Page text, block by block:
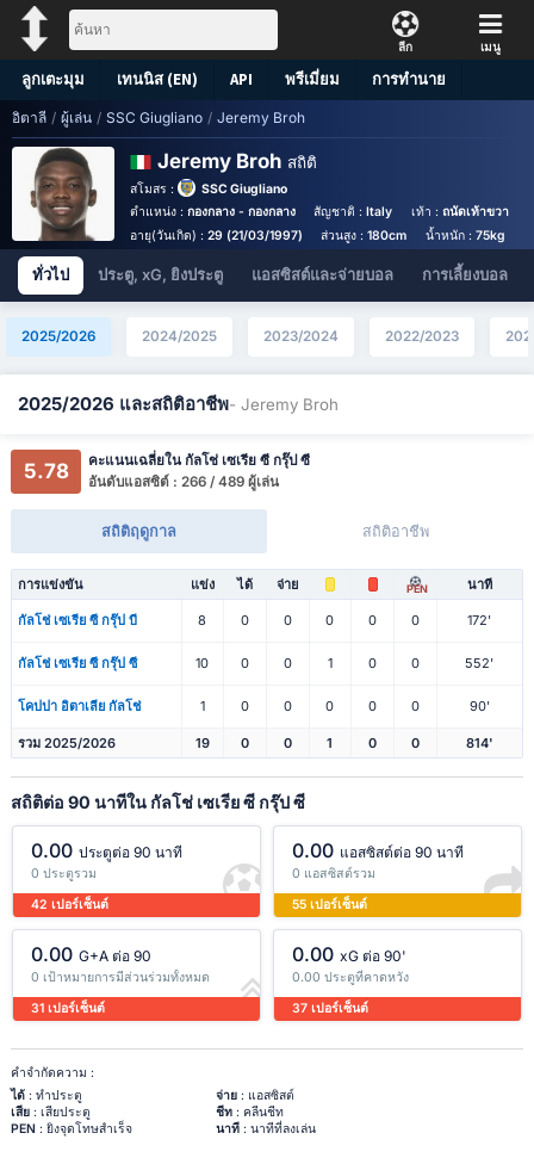
ลีก เมนู
ลูกเตะมุม เทนนิส (EN) API พรีเมี่ยม การทำนาย
อิตาลี / ผู้เล่น / SSC Giugliano / Jeremy Broh
Jeremy Broh สถิติ
สโมสร :
SSC Giugliano
ตำแหน่ง : กองกลาง - กองกลาง สัญชาติ :Italy เท้า : ถนัดเท้าขวา
อายุ(วันเกิด) : 29 (21/03/1997) ส่วนสูง :180cm น้ำหนัก : 75kg
ทั่วไป ประตู, xG, ยิงประตู แอสซิสต์และจ่ายบอล การเลี้ยงบอล
2025/2026 2024/2025 2023/2024 2022/2023
2025/2026 และสถิติอาชีพ- Jeremy Broh
5.78
คะแนนเฉลี่ยใน กัลโช่ เซเรีย ซี กรุ๊ป ซี
อันดับแอสซิต์ : 266 / 489 ผู้เล่น
สถิติฤดูกาล สถิติอาชีพ
การแข่งขัน แข่ง ได้ จ่าย PEN นาที
กัลโช่ เซเรีย ซี กรุ๊ป บี 8 0 0 0 0 0 172'
กัลโช่ เซเรีย ซี กรุ๊ป ซี 10 0 0 1 0 0 552'
โคปปา อิตาเลีย กัลโช่ 1 0 0 0 0 0 90'
รวม 2025/2026 19 0 0 1 0 0 814'
สถิติต่อ 90 นาทีใน กัลโช่ เซเรีย ซี กรุ๊ป ซี
0.00 ประตูต่อ 90 นาที
0 ประตูรวม
42 เปอร์เซ็นต์
0.00 แอสซิสต์ต่อ 90 นาที
0 แอสซิสต์รวม
55 เปอร์เซ็นต์
0.00 G+A ต่อ 90
0 เป้าหมายการมีส่วนร่วมทั้งหมด
31 เปอร์เซ็นต์
0.00 xG ต่อ 90'
0.00 ประตูที่คาดหวัง
37 เปอร์เซ็นต์
คำจำกัดความ :
ได้: ทำประตู จ่าย: แอสซิสต์
เสีย: เสียประตู ชีท: คลีนชีท
PEN: ยิงจุดโทษสำเร็จ นาที: นาทีที่ลงเล่น